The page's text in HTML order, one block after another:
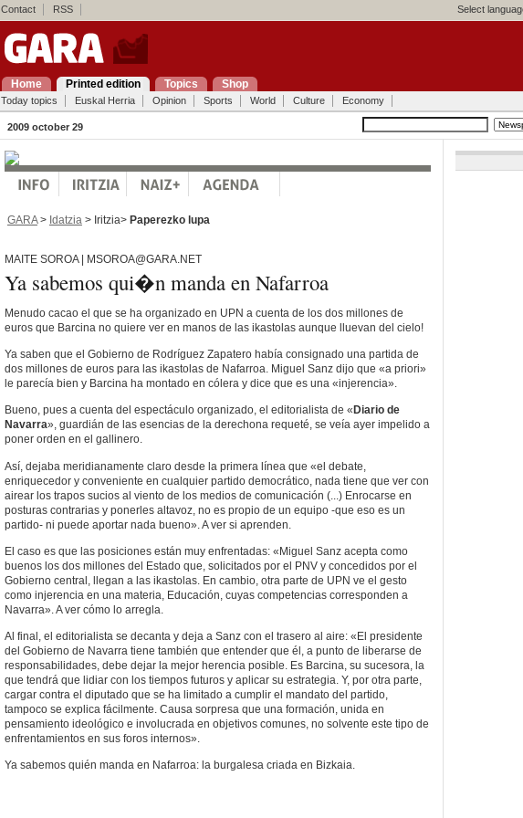
Contact RSS Select
Home Printed edition Topics Shop
Today topics Euskal Herria Opinion Sports World Culture Economy
2009 october 29
GARA> Idatzia > Iritzia> Paperezko lupa
MAITE SOROA | MSOROA@GARA.NET
Ya sabemos qui�n manda en Nafarroa
Menudo cacao el que se ha organizado en UPN a cuenta de los dos millones de
euros que Barcina no quiere ver en manos de las ikastolas aunque lluevan del cielo!
Ya saben que el Gobierno de Rodríguez Zapatero había consignado una partida de
dos millones de euros para las ikastolas de Nafarroa. Miguel Sanz dijo que «a priori»
le parecía bien y Barcina ha montado en cólera y dice que es una «injerencia».
Bueno, pues a cuenta del espectáculo organizado, el editorialista de « Diario de
Navarra», guardián de las esencias de la derechona requeté, se veía ayer impelido a
poner orden en el gallinero.
Así, dejaba meridianamente claro desde la primera línea que «el debate,
enriquecedor y conveniente en cualquier partido democrático, nada tiene que ver con
airear los trapos sucios al viento de los medios de comunicación (...) Enrocarse en
posturas contrarias y ponerles altavoz, no es propio de un equipo -que eso es un
partido- ni puede aportar nada bueno». A ver si aprenden.
El caso es que las posiciones están muy enfrentadas: «Miguel Sanz acepta como
buenos los dos millones del Estado que, solicitados por el PNV y concedidos por el
Gobierno central, llegan a las ikastolas. En cambio, otra parte de UPN ve el gesto
como injerencia en una materia, Educación, cuyas competencias corresponden a
Navarra». A ver cómo lo arregla.
Al final, el editorialista se decanta y deja a Sanz con el trasero al aire: «El presidente
del Gobierno de Navarra tiene también que entender que él, a punto de liberarse de
responsabilidades, debe dejar la mejor herencia posible. Es Barcina, su sucesora, la
que tendrá que lidiar con los tiempos futuros y aplicar su estrategia. Y, por otra parte,
cargar contra el diputado que se ha limitado a cumplir el mandato del partido,
tampoco se explica fácilmente. Causa sorpresa que una formación, unida en
pensamiento ideológico e involucrada en objetivos comunes, no solvente este tipo de
enfrentamientos en sus foros internos».
Ya sabemos quién manda en Nafarroa: la burgalesa criada en Bizkaia.